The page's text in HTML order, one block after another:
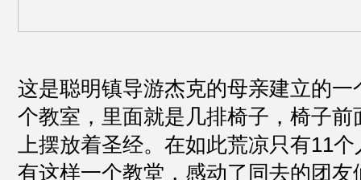
这是聪明镇导游杰克的母亲建立的一
个教室，里面就是几排椅子，椅子前
上摆放着圣经。在如此荒凉只有11
有这样一个教堂，感动了同去的团友